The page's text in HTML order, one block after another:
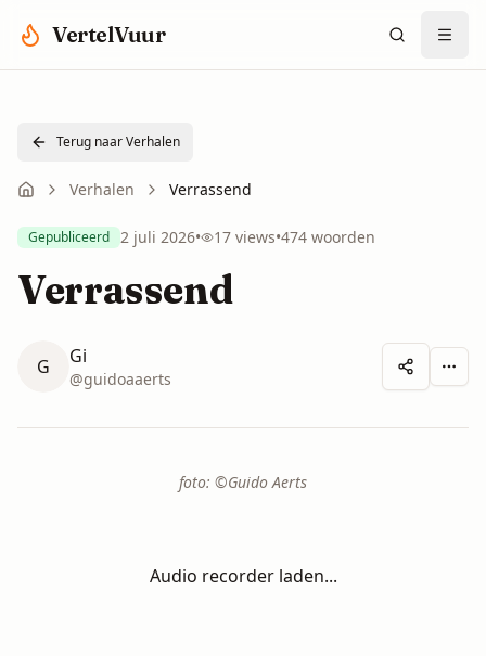
VertelVuur
Terug naar Verhalen
Verhalen Verrassend
Gepubliceerd 2 juli 2026• 17 views•474 woorden
Verrassend
G Gi
@guidoaaerts
foto: ©Guido Aerts
Audio recorder laden...